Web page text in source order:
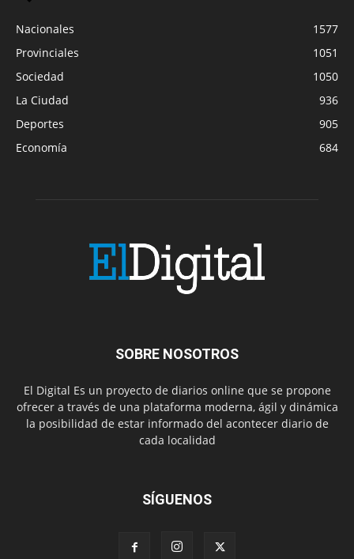
Nacionales
1577
Provinciales
1051
Sociedad
1050
La Ciudad
936
Deportes
905
Economía
684
SOBRE NOSOTROS
El Digital Es un proyecto de diarios online que se propone
ofrecer a través de una plataforma moderna, ágil y dinámica
la posibilidad de estar informado del acontecer diario de
cada localidad
SÍGUENOS